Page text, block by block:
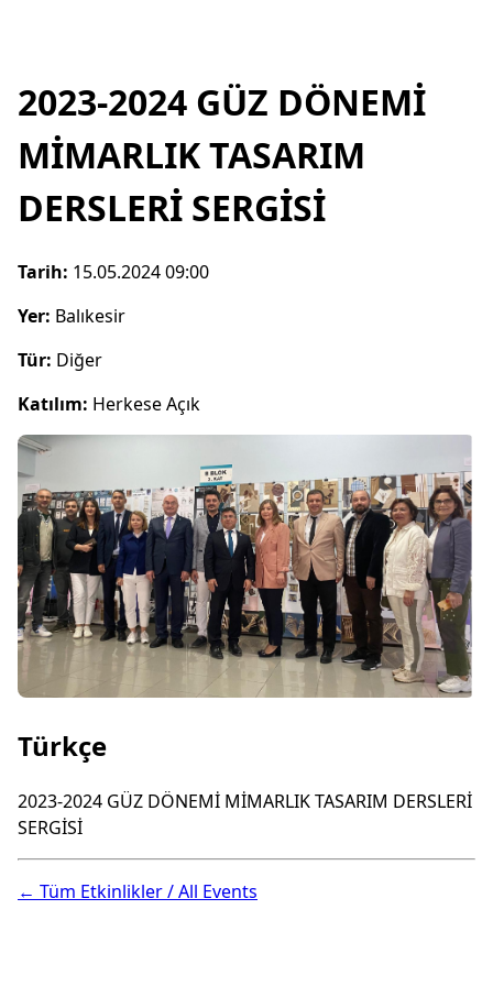
2023-2024 GÜZ DÖNEMİ
MİMARLIK TASARIM
DERSLERİ SERGİSİ
Tarih: 15.05.2024 09:00
Yer: Balıkesir
Tür: Diğer
Katılım: Herkese Açık
Türkçe
2023-2024 GÜZ DÖNEMİ MİMARLIK TASARIM DERSLERİ
SERGİSİ
← Tüm Etkinlikler / All Events